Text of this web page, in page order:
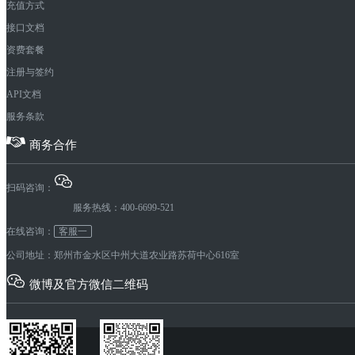
充值方式
接口文档
资费套餐
注册与签约
API文档
服务条款
商务合作
扫码咨询：
服务热线：400-6699-521
在线咨询： 客服一
公司地址：郑州市金水区中州大道农业路苏荷中心616室
微博及官方微信二维码